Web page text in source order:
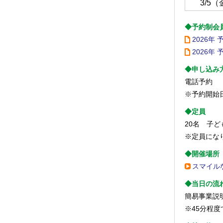
3/5（
◆予約制会
2026年
2026年
◆申し込み
電話予約
※予約開始
◆定員
20名 子ど
※定員にな
◆開催場所
スマイル
◆当日の流
簡易事業
※45分程度